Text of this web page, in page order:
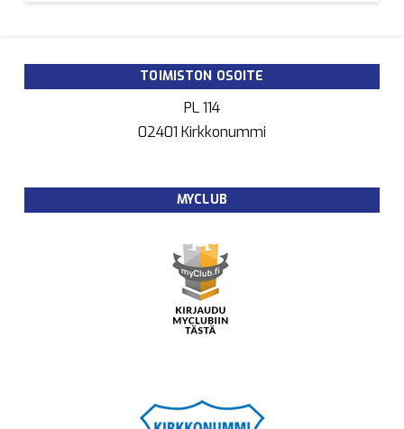
TOIMISTON OSOITE
PL 114
02401 Kirkkonummi
MYCLUB